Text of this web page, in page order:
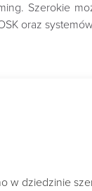
Szerokie
oraz
w dziedzinie